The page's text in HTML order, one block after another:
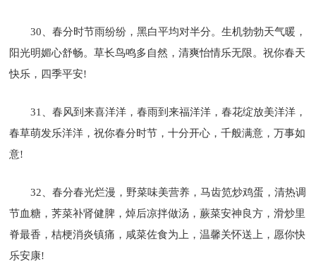
30、春分时节雨纷纷，黑白平均对半分。生机勃勃天气暖，
阳光明媚心舒畅。草长鸟鸣多自然，清爽怡情乐无限。祝你春天
快乐，四季平安!
31、春风到来喜洋洋，春雨到来福洋洋，春花绽放美洋洋，
春草萌发乐洋洋，祝你春分时节，十分开心，千般满意，万事如
意!
32、春分春光烂漫，野菜味美营养，马齿笕炒鸡蛋，清热调
节血糖，荠菜补肾健脾，焯后凉拌做汤，蕨菜安神良方，滑炒里
脊最香，桔梗消炎镇痛，咸菜佐食为上，温馨关怀送上，愿你快
乐安康!